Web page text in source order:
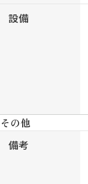
設備
その他
備考